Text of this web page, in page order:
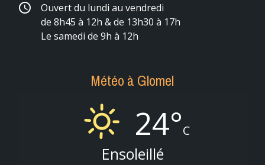
schedule
Ouvert du lundi au vendredi
de 8h45 à 12h & de 13h30 à 17h
Le samedi de 9h à 12h
Météo à Glomel
24°C
Ensoleillé